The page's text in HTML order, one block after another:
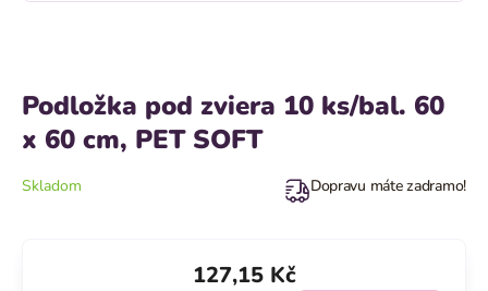
Podložka pod zviera 10 ks/bal. 60
x 60 cm, PET SOFT
Skladom Dopravu máte zadramo!
127,15 Kč